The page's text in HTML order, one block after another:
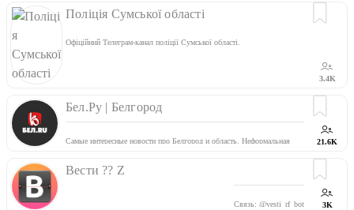
Поліція Cумської області
Офіційний Телеграм-канал поліції Cумської області.
3.4K
Бел.Ру | Белгород
Самые интересные новости про Белгород и область. Неформальная
Прислать новость:
Мы на Яндекс Дзен:
21.6K
Вести ?? Z
Связь: @vesti_rf_bot 3K